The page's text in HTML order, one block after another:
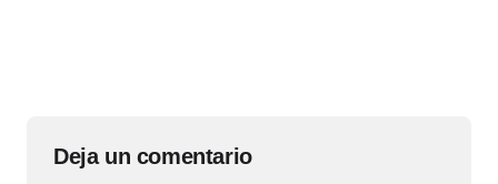
Deja un comentario